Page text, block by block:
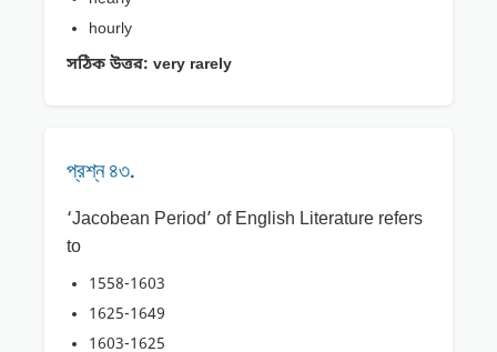
hourly
সঠিক উত্তর: very rarely
প্রশ্ন ৪৩.
‘Jacobean Period’ of English Literature refers
to
1558-1603
1625-1649
1603-1625